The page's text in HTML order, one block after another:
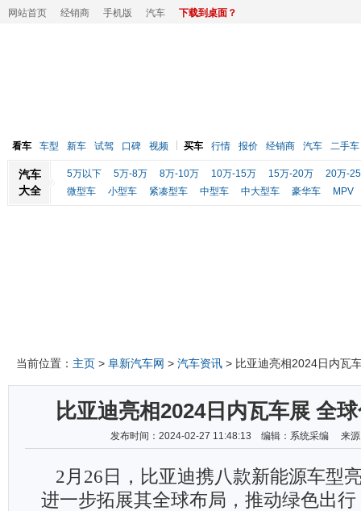
网站首页 经销商 手机版 汽车 下载到桌面？
看车 车型 新车 试驾 口碑 视频 买车 行情 报价 经销商 汽车 二手车
汽车
大全
5万以下 5万-8万 8万-10万 10万-15万 15万-20万
20万-
微型车
小型车 紧凑型车 中型车 中大型车 豪华车 MPV
当前位置： 主页 > 阜新汽车网 > 汽车资讯 > 比亚迪亮相2024日内瓦
比亚迪亮相2024日内瓦车展 全
发布时间：2024-02-27 11:48:13 编辑：系统采编 来
2 月26日，比亚迪携八款新能源车型
进一步拓展其全球布局，推动绿色出